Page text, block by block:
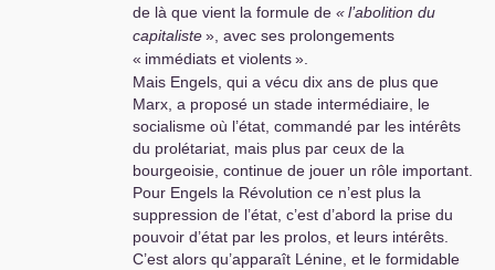
de là que vient la formule de «l’abolition du
capitaliste», avec ses prolongements
« immédiats et violents».
Mais Engels, qui a vécu dix ans de plus que
Marx, a proposé un stade intermédiaire, le
socialisme où l’état, commandé par les intérêts
du prolétariat, mais plus par ceux de la
bourgeoisie, continue de jouer un rôle important.
Pour Engels la Révolution ce n’est plus la
suppression de l’état, c’est d’abord la prise du
pouvoir d’état par les prolos, et leurs intérêts.
C’est alors qu’apparaît Lénine, et le formidable